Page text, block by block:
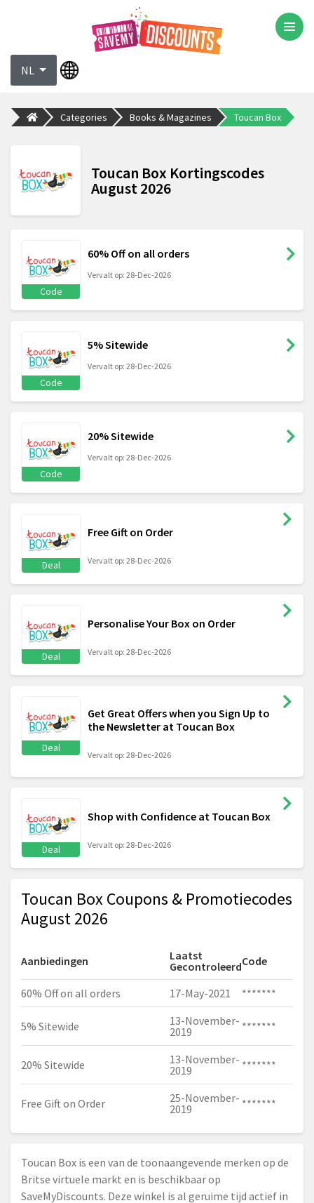
NL
Categories Books & Magazines Toucan Box
Toucan Box Kortingscodes
August 2026
Code
60% Off on all orders
Vervalt op: 28-Dec-2026
Code
5% Sitewide
Vervalt op: 28-Dec-2026
Code
20% Sitewide
Vervalt op: 28-Dec-2026
Deal
Free Gift on Order
Vervalt op: 28-Dec-2026
Deal
Personalise Your Box on Order
Vervalt op: 28-Dec-2026
Deal
Get Great Offers when you Sign Up to
the Newsletter at Toucan Box
Vervalt op: 28-Dec-2026
Deal
Shop with Confidence at Toucan Box
Vervalt op: 28-Dec-2026
Toucan Box Coupons & Promotiecodes
August 2026
Aanbiedingen
Laatst
GecontroleerdCode
60% Off on all orders 17-May-2021 *******
5% Sitewide
13-November-
2019
*******
20% Sitewide
13-November-
2019
*******
Free Gift on Order
25-November-
2019
*******
Toucan Box is een van de toonaangevende merken op de
Britse virtuele markt en is beschikbaar op
SaveMyDiscounts. Deze winkel is al geruime tijd actief in